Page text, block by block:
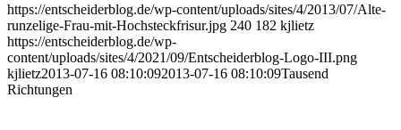
https://entscheiderblog.de/wp-content/uploads/sites/4/2013/07/Alte-
runzelige-Frau-mit-Hochsteckfrisur.jpg 240 182 kjlietz
https://entscheiderblog.de/wp-
content/uploads/sites/4/2021/09/Entscheiderblog-Logo-III.png
kjlietz2013-07-16 08:10:092013-07-16 08:10:09Tausend
Richtungen